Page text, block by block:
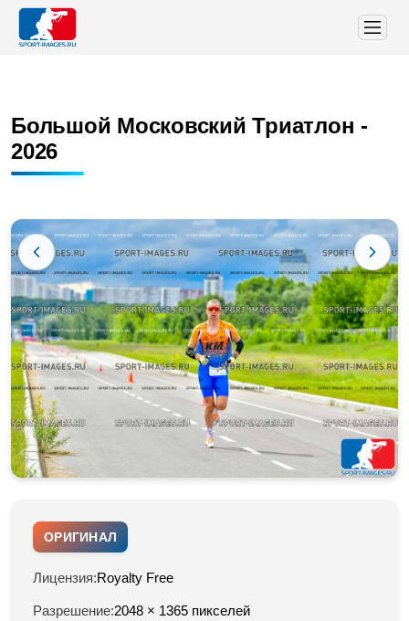
Большой Московский Триатлон -
2026
ОРИГИНАЛ
Лицензия:Royalty Free
Разрешение:2048 × 1365 пикселей